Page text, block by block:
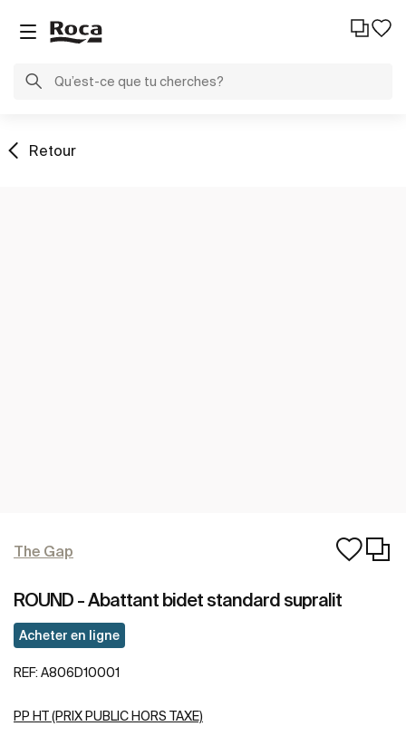
Retour
The Gap
ROUND - Abattant bidet standard supralit
Acheter en ligne
REF: A806D10001
PP HT (PRIX PUBLIC HORS TAXE)